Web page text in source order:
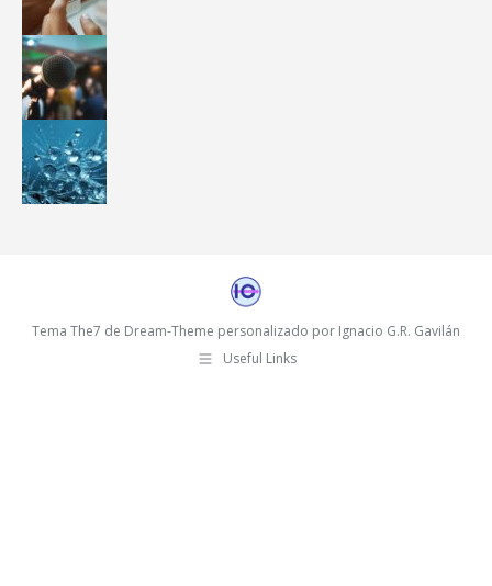
Tema The7 de Dream-Theme personalizado por Ignacio G.R. Gavilán
Useful Links